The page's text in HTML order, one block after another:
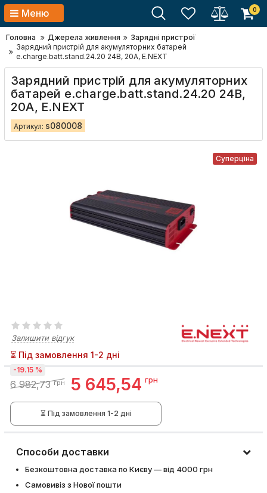
Меню 0
Головна Джерела живлення
Зарядні пристрої
Зарядний пристрій для акумуляторних батарей
e.charge.batt.stand.24.20 24В, 20А, E.NEXT
Зарядний пристрій для акумуляторних
батарей e.charge.batt.stand.24.20 24В,
20А, E.NEXT
Артикул: s080008
Суперціна
Залишити відгук
⏳ Під замовлення 1-2 дні
6 982,73 грн 5 645,54 грн
-19.15 %
⏳ Під замовлення 1-2 дні
Способи доставки
Безкоштовна доставка по Києву — від 4000 грн
Самовивіз з Нової пошти